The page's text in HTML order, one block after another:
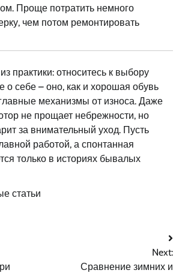
Проще потратить немного
чем потом ремонтировать
практики: относитесь к выбору
о себе – оно, как и хорошая обувь
механизмы от износа. Даже
не прощает небрежности, но
за внимательный уход. Пусть
работой, а спонтанная
только в историях бывалых
статьи
Next:
Сравнение зимних и